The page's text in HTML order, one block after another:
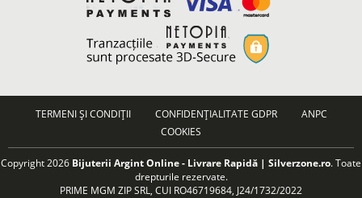
TERMENI ȘI CONDIȚII CONFIDENȚIALITATE GDPR
ANPC
COOKIES
Copyright 2026 Bijuterii Argint Online - Livrare Rapidă | Silverzone.ro. Toate
drepturile rezervate.
PRIME MGM ZIP SRL, CUI RO46719684, J24/1732/2022